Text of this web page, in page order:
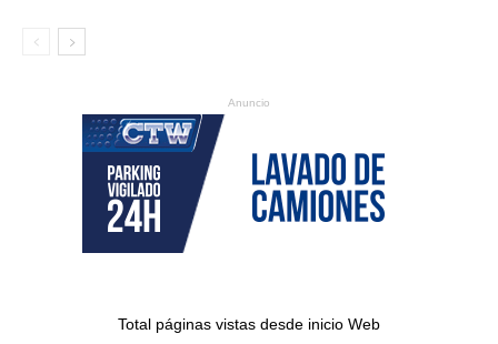
Anuncio
Total páginas vistas desde inicio Web